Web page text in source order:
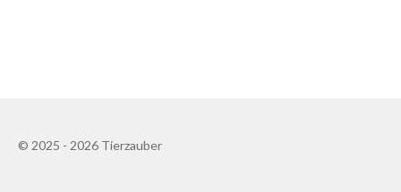
© 2025 - 2026 Tierzauber